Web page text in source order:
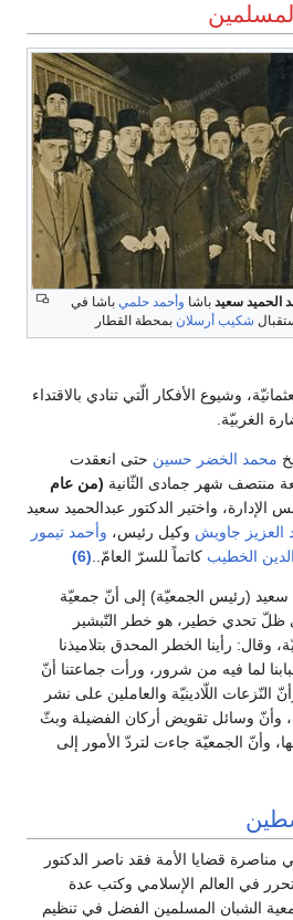
الحميد سعيد باشا وأحمد حلمي باشا في
شكيب أرسلان بمحطة القطار
وشيوع الأفكار الّتي تنادي بالاقتداء
الغربيّة.
محمد الخضر حسين حتى انعقدت
منتصف شهر جمادى الثّانية (من عام
واختير الدكتور عبدالحميد سعيد
العزيز جاويش وكيل رئيس، وأحمد تيمور
الخطيب كاتماً للسرّ العامّ.. (6)
سعيد (رئيس الجمعيّة) إلى أنّ جمعيّة
ظلّ تحدي خطير، هو خطر التّبشير
وقال: رأينا الخطر المحدق بتلاميذنا
لما فيه من شرور، ورأت جماعتنا أنّ
النّزعات اللّادينيّة والعاملين على نشر
وأنّ وسائل تقويض أركان الفضيلة وبثّ
وأنّ الجمعيّة جاءت لتردّ الأمور إلى
مناصرة قضايا الأمة فقد ناصر الدكتور
في العالم الإسلامي وكتب عدة
الشبان المسلمين الفضل في تنظيم